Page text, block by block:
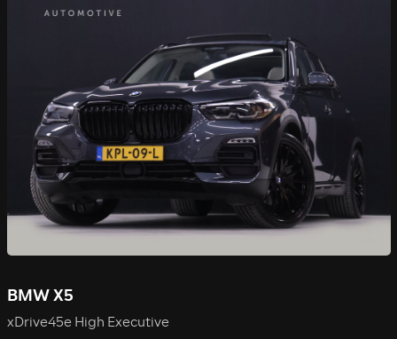
BMW X5
xDrive45e High Executive